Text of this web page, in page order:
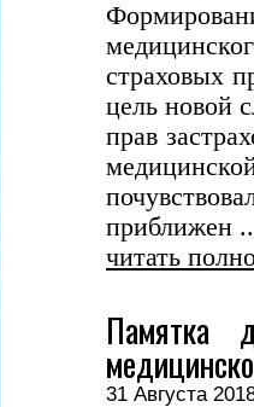
страховых
цель новой
прав
приближен
читать
Памятка
31 Августа